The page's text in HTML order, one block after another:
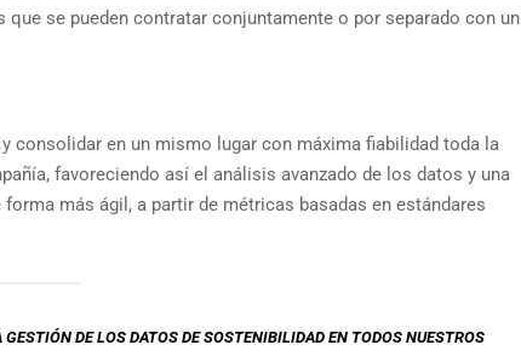
se pueden contratar conjuntamente o por separado con un
consolidar en un mismo lugar con máxima fiabilidad toda la
favoreciendo así el análisis avanzado de los datos y una
más ágil, a partir de métricas basadas en estándares
DE LOS DATOS DE SOSTENIBILIDAD EN TODOS NUESTROS